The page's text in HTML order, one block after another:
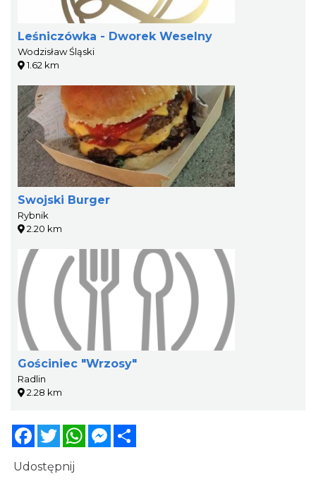
Leśniczówka - Dworek Weselny
Wodzisław Śląski
1.62 km
Swojski Burger
Rybnik
2.20 km
Gościniec "Wrzosy"
Radlin
2.28 km
FacebookTwitterWhatsAppMessenger
Udostępnij